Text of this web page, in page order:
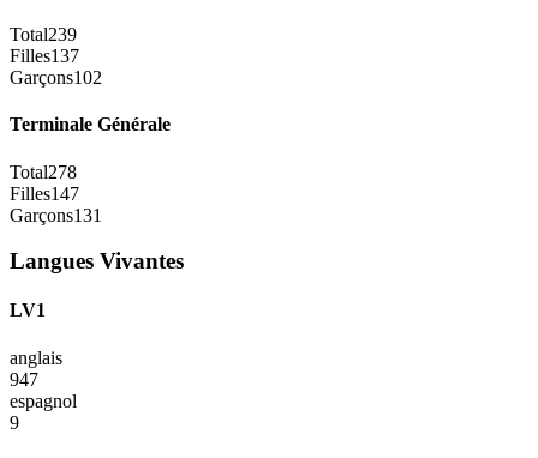
Total239
Filles137
Garçons102
Terminale Générale
Total278
Filles147
Garçons131
Langues Vivantes
LV1
anglais
947
espagnol
9